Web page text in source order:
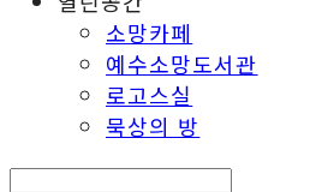
소망카페
예수소망도서관
로고스실
묵상의 방